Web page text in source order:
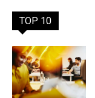
TOP 10